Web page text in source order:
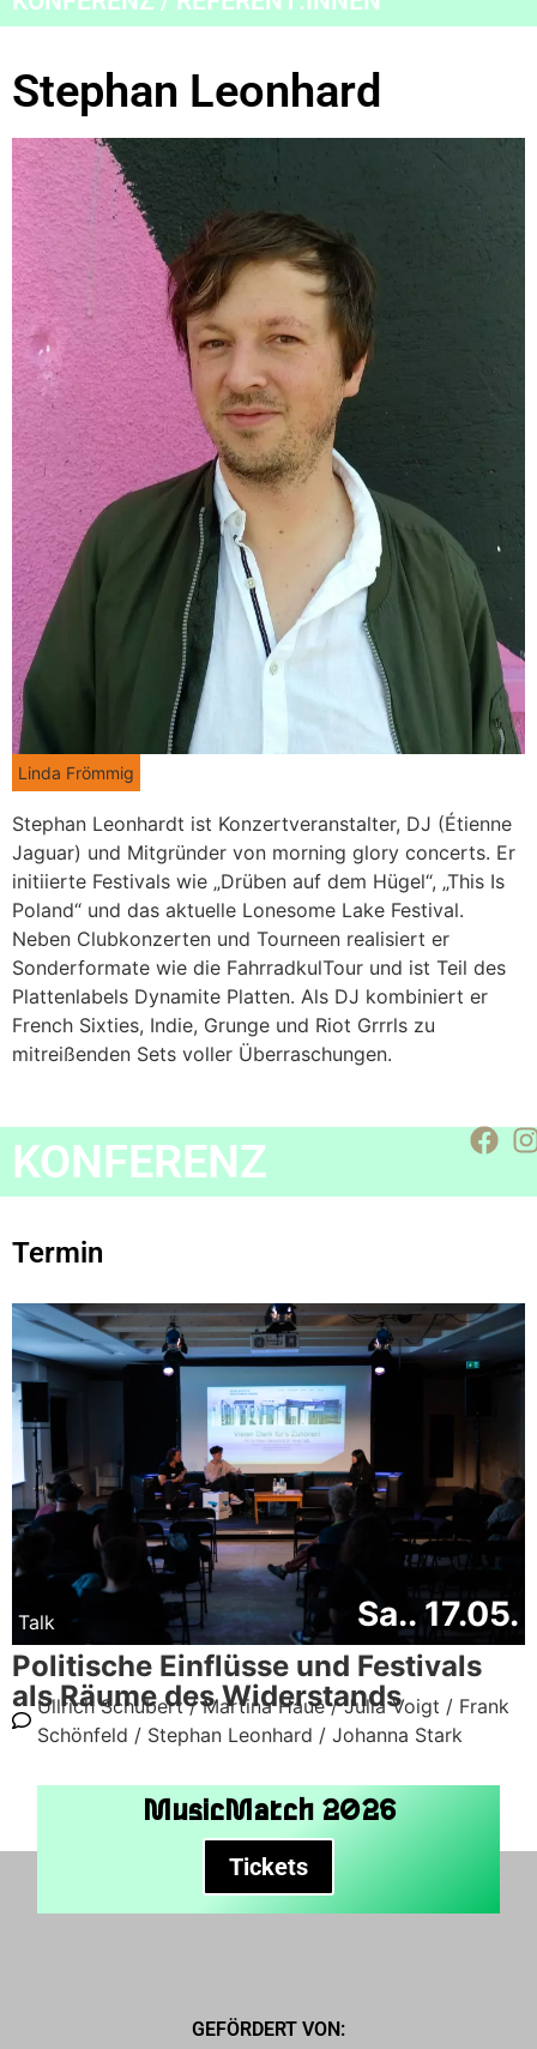
Stephan Leonhard
Linda Frömmig
Stephan Leonhardt ist Konzertveranstalter, DJ (Étienne
Jaguar) und Mitgründer von morning glory concerts. Er
initiierte Festivals wie „Drüben auf dem Hügel“, „This Is
Poland“ und das aktuelle Lonesome Lake Festival.
Neben Clubkonzerten und Tourneen realisiert er
Sonderformate wie die FahrradkulTour und ist Teil des
Plattenlabels Dynamite Platten. Als DJ kombiniert er
French Sixties, Indie, Grunge und Riot Grrrls zu
mitreißenden Sets voller Überraschungen.
KONFERENZ
Termin
Talk Sa.. 17.05.
Politische Einflüsse und Festivals
als Räume des Widerstands
Ullrich Schubert /Martina Haue /Julia Voigt / Frank
Schönfeld / Stephan Leonhard / Johanna Stark
MusicMatch 2026
Tickets
GEFÖRDERT VON: